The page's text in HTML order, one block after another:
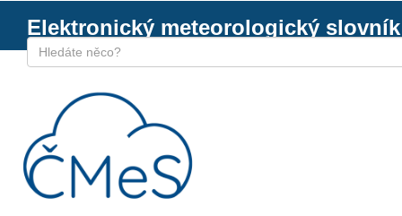
Elektronický meteorologický slovník